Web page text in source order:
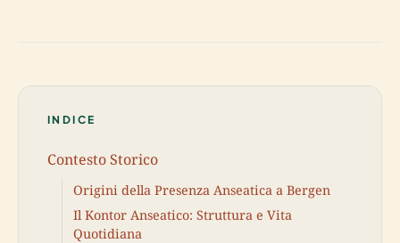
INDICE
Contesto Storico
Origini della Presenza Anseatica a Bergen
Il Kontor Anseatico: Struttura e Vita
Quotidiana